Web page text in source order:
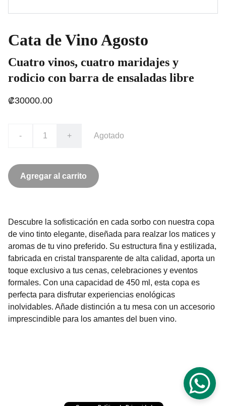
Cata de Vino Agosto
Cuatro vinos, cuatro maridajes y
rodicio con barra de ensaladas libre
₡30000.00
- + Agotado
Agregar al carrito
Descubre la sofisticación en cada sorbo con nuestra copa
de vino tinto elegante, diseñada para realzar los matices y
aromas de tu vino preferido. Su estructura fina y estilizada,
fabricada en cristal transparente de alta calidad, aporta un
toque exclusivo a tus cenas, celebraciones y eventos
formales. Con una capacidad de 450 ml, esta copa es
perfecta para disfrutar experiencias enológicas
inolvidables. Añade distinción a tu mesa con un accesorio
imprescindible para los amantes del buen vino.